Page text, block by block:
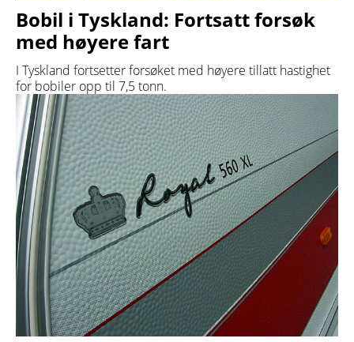
Bobil i Tyskland: Fortsatt forsøk
med høyere fart
I Tyskland fortsetter forsøket med høyere tillatt hastighet
for bobiler opp til 7,5 tonn.